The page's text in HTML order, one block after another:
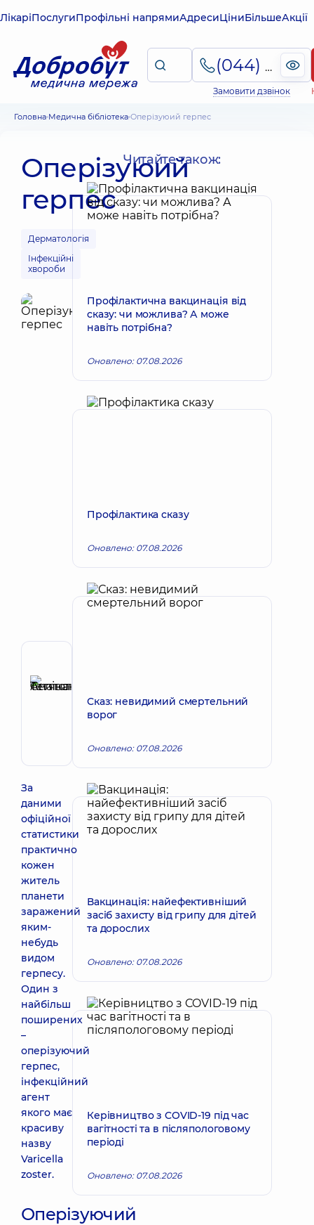
ЛікаріПослугиПрофільні напрямиАдресиЦіниБільшеАкції
(044) 495-2-888
Замовити дзвінок
Головна Медична бібліотека Оперізуюий герпес
Оперізуюий
герпес
Дерматологія
Інфекційні
хвороби
Тетяна
Анатоліївна
Дерматовенеролог
Онкодерматологія
Запис до лікаря
За
даними
офіційної
статистики
практично
кожен
житель
планети
заражений
яким-
небудь
видом
герпесу.
Один з
найбільш
поширених
–
оперізуючий
герпес,
інфекційний
агент
якого має
красиву
назву
Varicella
zoster.
Оперізуючий
Читайте також:
Профілактична вакцинація від
сказу: чи можлива? А може
навіть потрібна?
Оновлено: 07.08.2026
Профілактика сказу
Оновлено: 07.08.2026
Сказ: невидимий смертельний
ворог
Оновлено: 07.08.2026
Вакцинація: найефективніший
засіб захисту від грипу для дітей
та дорослих
Оновлено: 07.08.2026
Керівництво з COVID-19 під час
вагітності та в післяпологовому
періоді
Оновлено: 07.08.2026